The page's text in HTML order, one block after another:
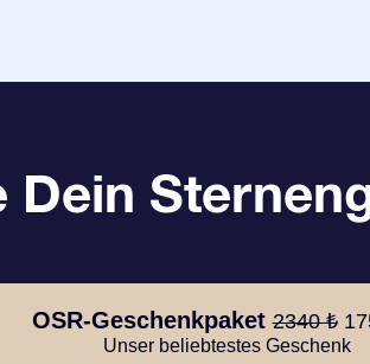
Dein
OSR-Geschenkpaket2340 ₺
Unser beliebtestes Geschenk